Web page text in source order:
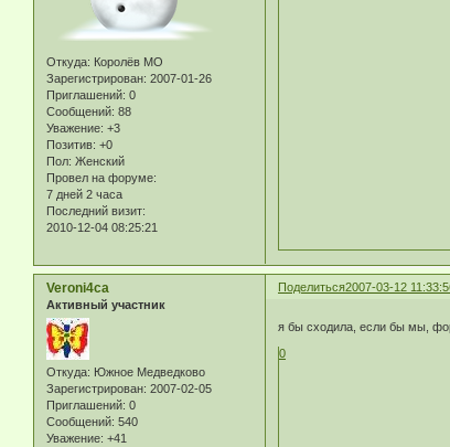
Откуда: Королёв МО
Зарегистрирован: 2007-01-26
Приглашений: 0
Сообщений: 88
Уважение: +3
Позитив: +0
Пол: Женский
Провел на форуме:
7 дней 2 часа
Последний визит:
2010-12-04 08:25:21
Поделиться2007-03-12
Veroni4ca
Активный участник
Откуда: Южное Медведково
Зарегистрирован: 2007-02-05
Приглашений: 0
Сообщений: 540
Уважение: +41
я бы сходила, если бы мы,
0